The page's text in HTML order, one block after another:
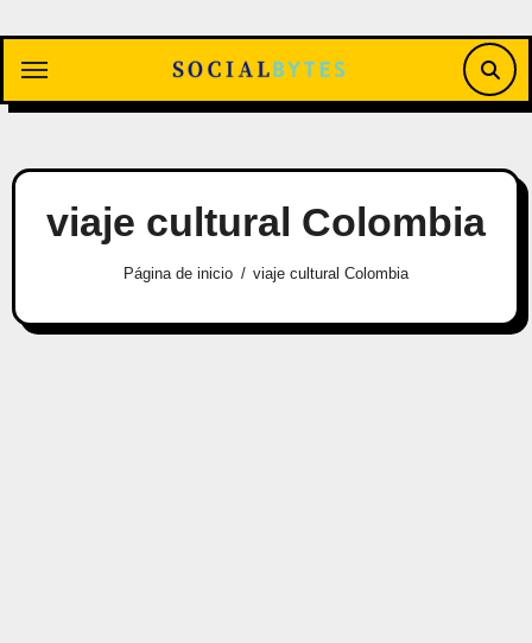
contenido
viaje cultural Colombia
Página de inicio viaje cultural Colombia